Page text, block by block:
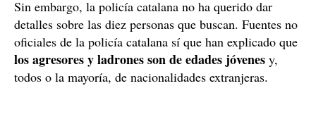
Sin embargo, la policía catalana no ha querido dar
detalles sobre las diez personas que buscan. Fuentes no
oficiales de la policía catalana sí que han explicado que
los agresores y ladrones son de edades jóvenes y,
todos o la mayoría, de nacionalidades extranjeras.